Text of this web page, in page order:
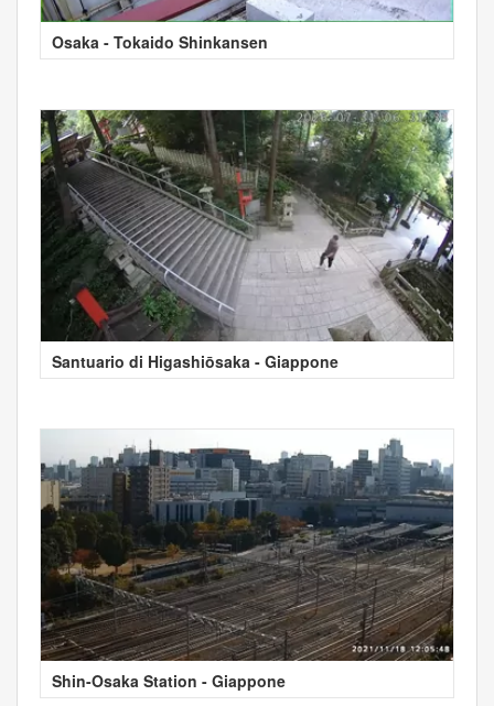
Osaka - Tokaido Shinkansen
Santuario di Higashiōsaka - Giappone
Shin-Osaka Station - Giappone